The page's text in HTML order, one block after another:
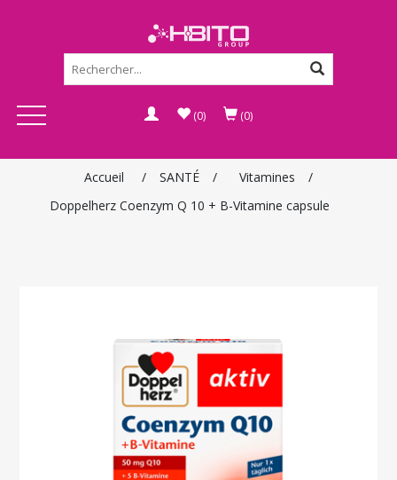
(0) (0)
Accueil / SANTÉ / Vitamines
/
Doppelherz Coenzym Q 10 + B-Vitamine capsule